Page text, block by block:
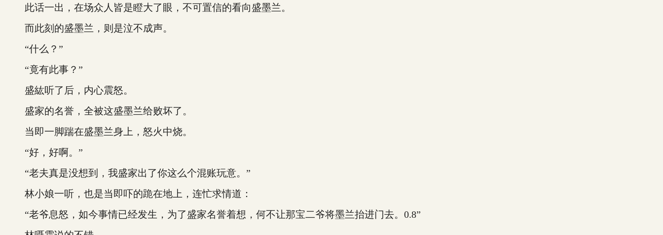
此话一出，在场众人皆是瞪大了眼，不可置信的看向盛墨兰。
而此刻的盛墨兰，则是泣不成声。
“什么？”
“竟有此事？”
盛紘听了后，内心震怒。
盛家的名誉，全被这盛墨兰给败坏了。
当即一脚踹在盛墨兰身上，怒火中烧。
“好，好啊。”
“老夫真是没想到，我盛家出了你这么个混账玩意。”
林小娘一听，也是当即吓的跪在地上，连忙求情道：
“老爷息怒，如今事情已经发生，为了盛家名誉着想，何不让那宝二爷将墨兰抬进门去。0.8”